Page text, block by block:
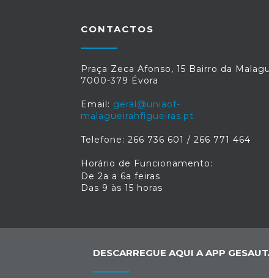
CONTACTOS
Praça Zeca Afonso, 15 Bairro da
7000-379 Évora
Email: geral@uniaof-
malagueirahfigueiras.pt
Telefone: 266 736 601 / 266 771 464
Horário de Funcionamento:
De 2a a 6a feiras
Das 9 às 15 horas
DESCARREGUE AQUI A APP